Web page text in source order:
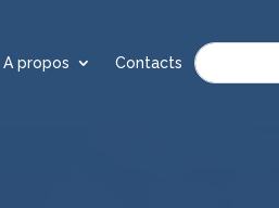
A propos Contacts